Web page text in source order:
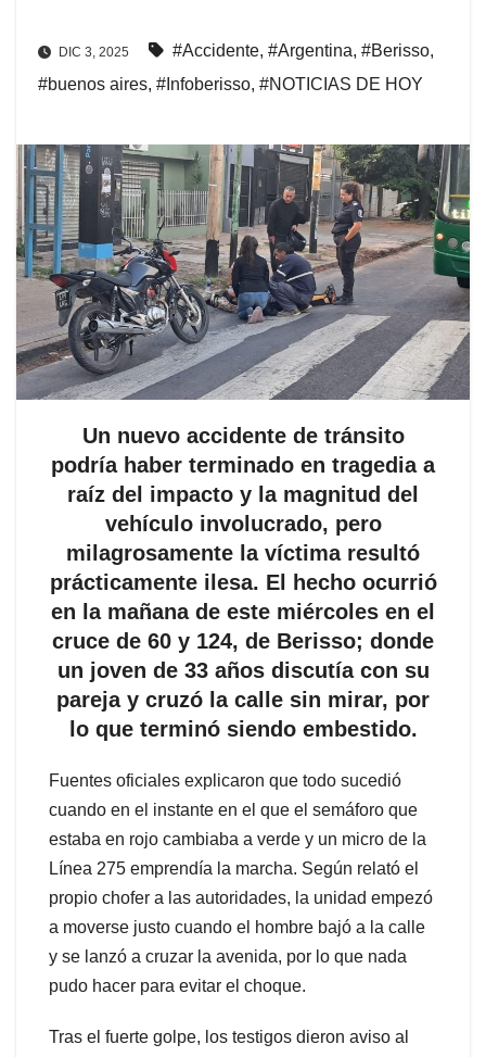
DIC 3, 2025 #Accidente, #Argentina, #Berisso,
#buenos aires, #Infoberisso, #NOTICIAS DE HOY
Un nuevo accidente de tránsito
podría haber terminado en tragedia a
raíz del impacto y la magnitud del
vehículo involucrado, pero
milagrosamente la víctima resultó
prácticamente ilesa. El hecho ocurrió
en la mañana de este miércoles en el
cruce de 60 y 124, de Berisso; donde
un joven de 33 años discutía con su
pareja y cruzó la calle sin mirar, por
lo que terminó siendo embestido.
Fuentes oficiales explicaron que todo sucedió
cuando en el instante en el que el semáforo que
estaba en rojo cambiaba a verde y un micro de la
Línea 275 emprendía la marcha. Según relató el
propio chofer a las autoridades, la unidad empezó
a moverse justo cuando el hombre bajó a la calle
y se lanzó a cruzar la avenida, por lo que nada
pudo hacer para evitar el choque.
Tras el fuerte golpe, los testigos dieron aviso al